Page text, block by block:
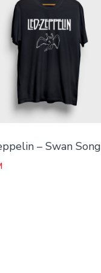
– Swan Song